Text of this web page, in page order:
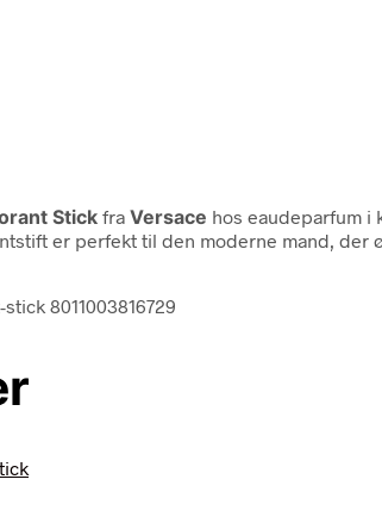
Stick fra Versace hos eaudeparfum i
er perfekt til den moderne mand,
8011003816729